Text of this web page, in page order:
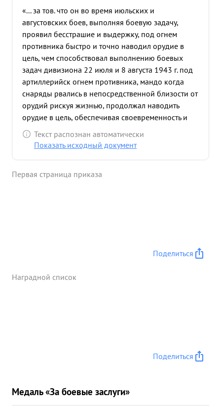
«... за тов. что он во время июльских и
августовских боев, выполняя боевую задачу,
проявил бесстрашие и выдержку, под огнем
противника быстро и точно наводил орудие в
цель, чем способствовал выполнению боевых
задач дивизиона 22 июля и 8 августа 1943 г. под
артиллерийск огнем противника, мандо когда
снаряды рвались в непосредственной близости от
орудий рискуя жизнью, продолжал наводить
орудие в цель, обеспечивая своевременность и
точность ведения огня. ...»
Текст распознан автоматически
Показать исходный документ
Первая страница приказа
Поделиться
Наградной список
Поделиться
Медаль «За боевые заслуги»